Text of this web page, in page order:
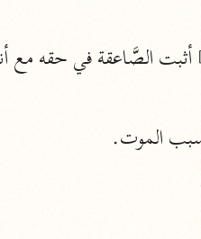
اشترك
القرآني
سبب الموت.